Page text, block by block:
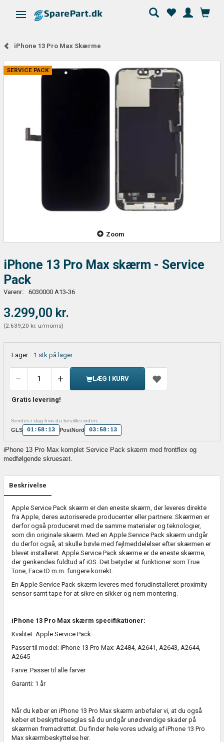
Skifte navigation
iPhone 13 Pro Max Skærme
SERVICE PACK
Zoom
iPhone 13 Pro Max skærm - Service
Pack
Varenr.: 6030000 A13-36
3.299,00 kr.
(2.639,20 kr. u/moms)
Lager: 1 stk på lager
LÆG I KURV
Gratis levering!
Sendes i dag hvis du bestiller inden:
GLS 01:58:13 PostNord 03:58:13
iPhone 13 Pro Max komplet Service Pack skærm med frontflex og
medfølgende skruesæt.
Beskrivelse
Apple Service Pack skærm er den eneste skærm, der leveres direkte
fra Apple, deres autoriserede producenter eller partnere. Skærmen er
derfor også produceret med de samme materialer og teknologier,
som din originale skærm. Med en Apple Service Pack skærm undgår
du derfor også, at skulle bøvle med fejlmeddelelser efter skærmen er
blevet installeret. Apple Service Pack skærme er de eneste skærme,
der genkendes fuldtud af iOS. Det betyder at funktioner som True
Tone, Face ID m.m. fungere korrekt.
En Apple Service Pack skærm leveres med forudinstalleret proximity
sensor samt tape for at sikre en sikker og nem montering.
iPhone 13 Pro Max skærm specifikationer:
Kvalitet: Apple Service Pack
Passer til model: iPhone 13 Pro Max: A2484, A2641, A2643, A2644,
A2645
Farve: Passer til alle farver
Garanti: 1 år
Når du køber en iPhone 13 Pro Max skærm anbefaler vi, at du også
køber et beskyttelsesglas så du undgår unødvendige skader på
skærmen fremadrettet. Du finder hele vores udvalg af iPhone 13 Pro
Max skærmbeskyttelse her.